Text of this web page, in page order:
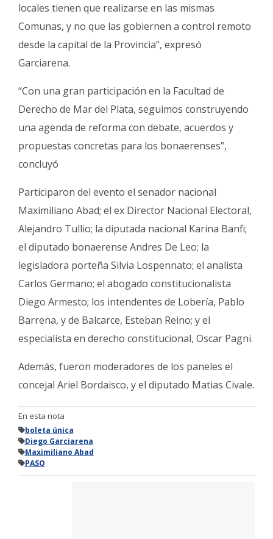
locales tienen que realizarse en las mismas
Comunas, y no que las gobiernen a control remoto
desde la capital de la Provincia”, expresó
Garciarena.
“Con una gran participación en la Facultad de
Derecho de Mar del Plata, seguimos construyendo
una agenda de reforma con debate, acuerdos y
propuestas concretas para los bonaerenses”,
concluyó
Participaron del evento el senador nacional
Maximiliano Abad; el ex Director Nacional Electoral,
Alejandro Tullio; la diputada nacional Karina Banfi;
el diputado bonaerense Andres De Leo; la
legisladora porteña Silvia Lospennato; el analista
Carlos Germano; el abogado constitucionalista
Diego Armesto; los intendentes de Lobería, Pablo
Barrena, y de Balcarce, Esteban Reino; y el
especialista en derecho constitucional, Oscar Pagni.
Además, fueron moderadores de los paneles el
concejal Ariel Bordaisco, y el diputado Matias Civale.
En esta nota
boleta única
Diego Garciarena
Maximiliano Abad
PASO